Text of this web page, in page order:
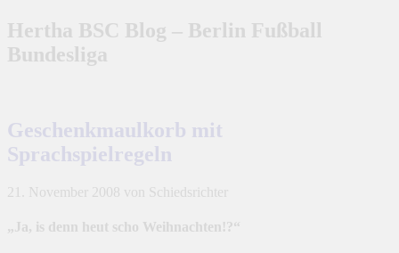
Hertha BSC Blog – Berlin Fußball
Bundesliga
Geschenkmaulkorb mit
Sprachspielregeln
21. November 2008 von Schiedsrichter
„Ja, is denn heut scho Weihnachten!?“